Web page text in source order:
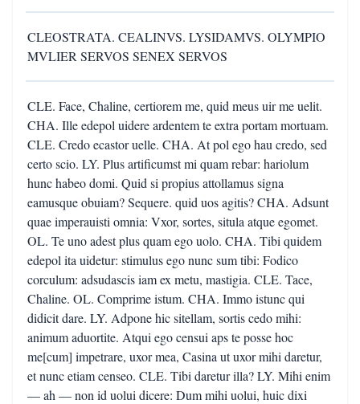
CLEOSTRATA. CEALINVS. LYSIDAMVS. OLYMPIO
MVLIER SERVOS SENEX SERVOS
CLE. Face, Chaline, certiorem me, quid meus uir me uelit.
CHA. Ille edepol uidere ardentem te extra portam mortuam.
CLE. Credo ecastor uelle. CHA. At pol ego hau credo, sed
certo scio. LY. Plus artificumst mi quam rebar: hariolum
hunc habeo domi. Quid si propius attollamus signa
eamusque obuiam? Sequere. quid uos agitis? CHA. Adsunt
quae imperauisti omnia: Vxor, sortes, situla atque egomet.
OL. Te uno adest plus quam ego uolo. CHA. Tibi quidem
edepol ita uidetur: stimulus ego nunc sum tibi: Fodico
corculum: adsudascis iam ex metu, mastigia. CLE. Tace,
Chaline. OL. Comprime istum. CHA. Immo istunc qui
didicit dare. LY. Adpone hic sitellam, sortis cedo mihi:
animum aduortite. Atqui ego censui aps te posse hoc
me[cum] impetrare, uxor mea, Casina ut uxor mihi daretur,
et nunc etiam censeo. CLE. Tibi daretur illa? LY. Mihi enim
— ah — non id uolui dicere: Dum mihi uolui, huic dixi